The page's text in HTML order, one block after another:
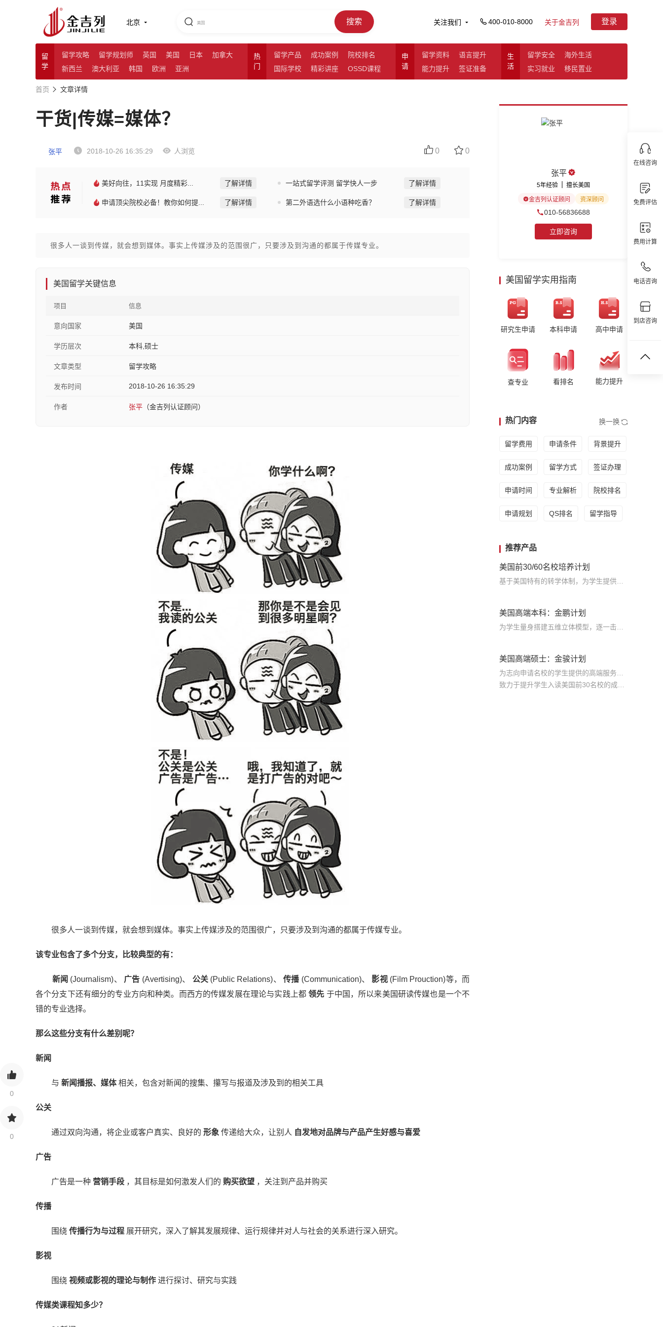
北京 搜索 关注我们 400-010-8000 关于金吉列 登录
留
学
留学攻略 留学规划师 英国 美国 日本
加拿大
新西兰
澳大利亚 韩国 欧洲 亚洲
热
门
留学产品 成功案例
院校排名
国际学校
精彩讲座 OSSD课程
申
请
留学资料
语言提升
能力提升
签证准备
生
活
留学安全
海外生活
实习就业
移民置业
在线咨询
免费评估
费用计算
电话咨询
到店咨询
0
0
首页 文章详情
干货|传媒=媒体？
张平 2018-10-26 16:35:29 人浏览 0 0
美好向往，11实现 月度精彩... 了解详情 一站式留学评测 留学快人一步 了解详情
申请顶尖院校必备！教你如何提... 了解详情 第二外语选什么小语种吃香？ 了解详情
很多人一谈到传媒，就会想到媒体。事实上传媒涉及的范围很广，只要涉及到沟通的都属于传媒专业。
美国留学关键信息
项目 信息
意向国家 美国
学历层次 本科,硕士
文章类型 留学攻略
发布时间 2018-10-26 16:35:29
作者 张平 （金吉列认证顾问）
很多人一谈到传媒，就会想到媒体。事实上传媒涉及的范围很广，只要涉及到沟通的都属于传媒专业。
该专业包含了多个分支，比较典型的有：
新闻 (Journalism)、 广告 (Avertising)、 公关(Public Relations)、传播(Communication)、 影视(Film Prouction)等，而
各个分支下还有细分的专业方向和种类。而西方的传媒发展在理论与实践上都领先 于中国，所以来美国研读传媒也是一个不
错的专业选择。
那么这些分支有什么差别呢？
新闻
与 新闻播报、媒体相关，包含对新闻的搜集、攥写与报道及涉及到的相关工具
公关
通过双向沟通，将企业或客户真实、良好的 形象 传递给大众，让别人 自发地对品牌与产品产生好感与喜爱
广告
广告是一种 营销手段 ，其目标是如何激发人们的 购买欲望 ，关注到产品并购买
传播
围绕 传播行为与过程 展开研究，深入了解其发展规律、运行规律并对人与社会的关系进行深入研究。
影视
围绕 视频或影视的理论与制作 进行探讨、研究与实践
传媒类课程知多少？
张平
5年经验 擅长美国
金吉列认证顾问 资深顾问
010-56836688
立即咨询
美国留学实用指南
研究生申请 本科申请 高中申请
查专业 看排名 能力提升
热门内容 换一换
留学费用 申请条件 背景提升
成功案例 留学方式 签证办理
申请时间 专业解析 院校排名
申请规划 QS排名 留学指导
推荐产品
美国前30/60名校培养计划
美国高端本科：金鹏计划
美国高端硕士：金骏计划